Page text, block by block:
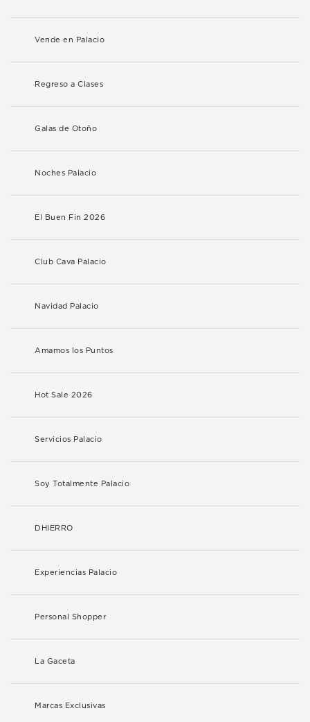
Vende en Palacio
Regreso a Clases
Galas de Otoño
Noches Palacio
El Buen Fin 2026
Club Cava Palacio
Navidad Palacio
Amamos los Puntos
Hot Sale 2026
Servicios Palacio
Soy Totalmente Palacio
DHIERRO
Experiencias Palacio
Personal Shopper
La Gaceta
Marcas Exclusivas